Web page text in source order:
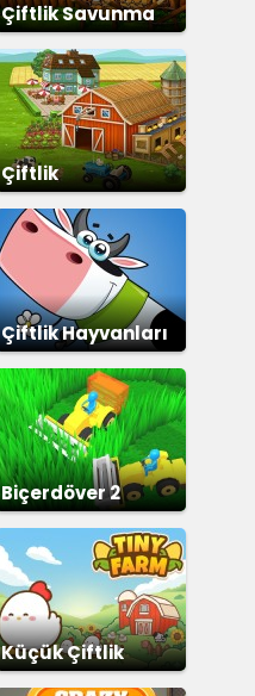
Çiftlik Savunma
Çiftlik
Çiftlik Hayvanları
Biçerdöver 2
Küçük Çiftlik